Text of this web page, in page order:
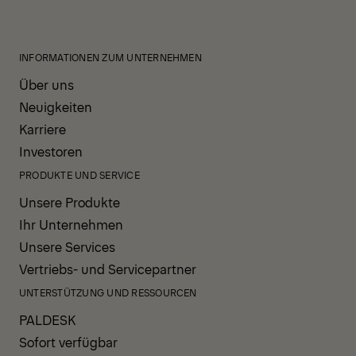
INFORMATIONEN ZUM UNTERNEHMEN
Über uns
Neuigkeiten
Karriere
Investoren
PRODUKTE UND SERVICE
Unsere Produkte
Ihr Unternehmen
Unsere Services
Vertriebs- und Servicepartner
UNTERSTÜTZUNG UND RESSOURCEN
PALDESK
Sofort verfügbar